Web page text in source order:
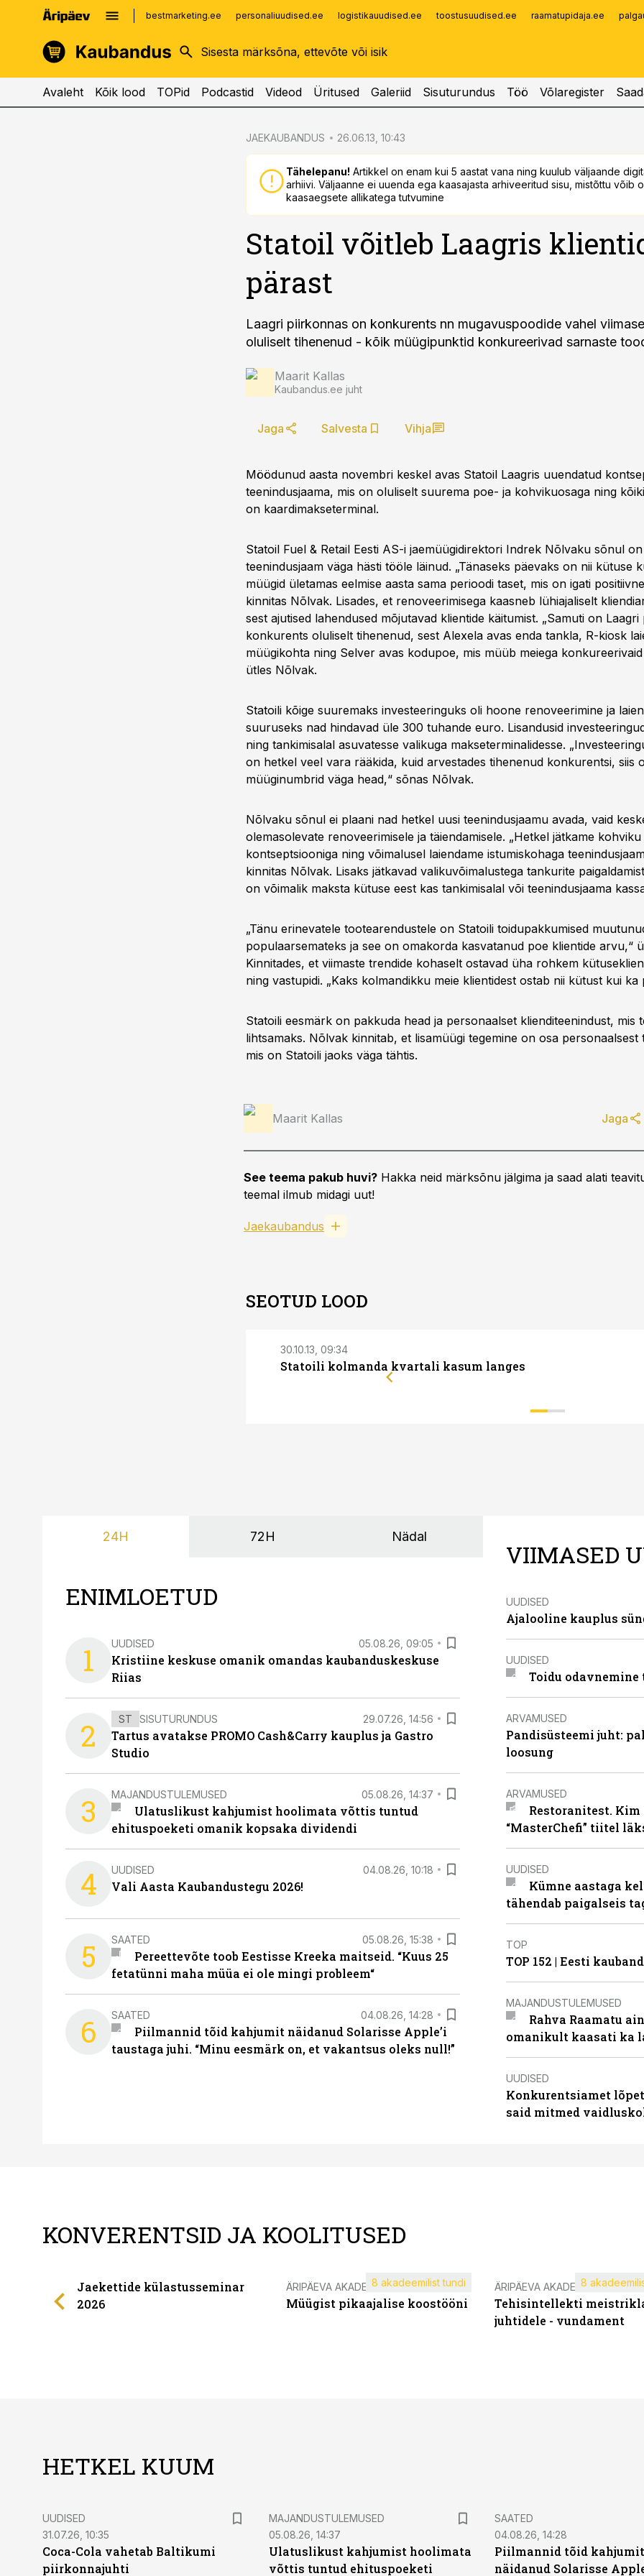
bestmarketing.ee personaliuudised.ee logistikauudised.ee toostusuudised.ee raamatupidaja.ee
kinnisvarauudised.ee
logistikauudised.ee
imelineajalugu.ee
Infopank
Avaleht Kõik lood TOPid Podcastid Videod Üritused Galeriid Sisuturundus Töö Võlaregister
JAEKAUBANDUS 26.06.13, 10:43
Tähelepanu! Artikkel on enam kui 5 aastat vana ning kuulub väljaande
arhiivi. Väljaanne ei uuenda ega kaasajasta arhiveeritud sisu, mistõttu võib
kaasaegsete allikatega tutvumine
Statoil võitleb Laagris
pärast
Laagri piirkonnas on konkurents nn mugavuspoodide vahel
oluliselt tihenenud - kõik müügipunktid konkureerivad sarnaste
Maarit Kallas
Kaubandus.ee juht
Jaga Salvesta Vihja
Möödunud aasta novembri keskel avas Statoil Laagris uuendatud
teenindusjaama, mis on oluliselt suurema poe- ja kohvikuosaga ning
on kaardimakseterminal.
Statoil Fuel & Retail Eesti AS-i jaemüügidirektori Indrek Nõlvaku sõnul
teenindusjaam väga hästi tööle läinud. „Tänaseks päevaks on nii kütuse
müügid ületamas eelmise aasta sama perioodi taset, mis on igati
kinnitas Nõlvak. Lisades, et renoveerimisega kaasneb lühiajaliselt
sest ajutised lahendused mõjutavad klientide käitumist. „Samuti on
konkurents oluliselt tihenenud, sest Alexela avas enda tankla, R-kiosk
müügikohta ning Selver avas kodupoe, mis müüb meiega
ütles Nõlvak.
Statoili kõige suuremaks investeeringuks oli hoone renoveerimine ja
suuruseks nad hindavad üle 300 tuhande euro. Lisandusid
ning tankimisalal asuvatesse valikuga makseterminalidesse.
on hetkel veel vara rääkida, kuid arvestades tihenenud konkurentsi, siis
müüginumbrid väga head,“ sõnas Nõlvak.
Nõlvaku sõnul ei plaani nad hetkel uusi teenindusjaamu avada, vaid
olemasolevate renoveerimisele ja täiendamisele. „Hetkel jätkame kohviku
kontseptsiooniga ning võimalusel laiendame istumiskohaga
kinnitas Nõlvak. Lisaks jätkavad valikuvõimalustega tankurite
on võimalik maksta kütuse eest kas tankimisalal või teenindusjaama
„Tänu erinevatele tootearendustele on Statoili toidupakkumised
populaarsemateks ja see on omakorda kasvatanud poe klientide arvu,“
Kinnitades, et viimaste trendide kohaselt ostavad üha rohkem
ning vastupidi. „Kaks kolmandikku meie klientidest ostab nii kütust kui ka
Statoili eesmärk on pakkuda head ja personaalset klienditeenindust, mis
lihtsamaks. Nõlvak kinnitab, et lisamüügi tegemine on osa personaalsest
mis on Statoili jaoks väga tähtis.
Maarit Kallas Jaga
See teema pakub huvi? Hakka neid märksõnu jälgima ja saad alati
teemal ilmub midagi uut!
Jaekaubandus
SEOTUD LOOD
30.10.13, 09:34
Statoili kolmanda kvartali kasum langes
24H 72H Nädal
ENIMLOETUD
1 UUDISED 05.08.26, 09:05
Kristiine keskuse omanik omandas kaubanduskeskuse
Riias
2 ST SISUTURUNDUS 29.07.26, 14:56
Tartus avatakse PROMO Cash&Carry kauplus ja Gastro
Studio
3 MAJANDUSTULEMUSED 05.08.26, 14:37
Ulatuslikust kahjumist hoolimata võttis tuntud
ehituspoeketi omanik kopsaka dividendi
4 UUDISED 04.08.26, 10:18
Vali Aasta Kaubandustegu 2026!
5 SAATED 05.08.26, 15:38
Pereettevõte toob Eestisse Kreeka maitseid. “Kuus 25
fetatünni maha müüa ei ole mingi probleem“
6 SAATED 04.08.26, 14:28
Piilmannid tõid kahjumit näidanud Solarisse Apple’i
taustaga juhi. “Minu eesmärk on, et vakantsus oleks null!”
VIIMASED
UUDISED
Ajalooline kauplus
UUDISED
Toidu
ARVAMUSED
Pandisüsteemi juht:
loosung
ARVAMUSED
Restoranitest.
“MasterChefi” tiitel
UUDISED
Kümne aastaga
tähendab paigalseis
TOP
TOP 152 | Eesti
MAJANDUSTULEMUSED
Rahva Raamatu
omanikult kaasati ka
UUDISED
Konkurentsiamet
said mitmed
KONVERENTSID JA KOOLITUSED
Jaekettide külastusseminar
2026
ÄRIPÄEVA AKADEEMIA
Müügist pikaajalise koostööni
8 akadeemilist tundi ÄRIPÄEVA AKADEEMIA
Tehisintellekti
juhtidele - vundament
8
HETKEL KUUM
UUDISED
31.07.26, 10:35
Coca-Cola vahetab Baltikumi
piirkonnajuhti
MAJANDUSTULEMUSED
05.08.26, 14:37
Ulatuslikust kahjumist hoolimata
võttis tuntud ehituspoeketi
SAATED
04.08.26, 14:28
Piilmannid tõid kahjumit
näidanud Solarisse